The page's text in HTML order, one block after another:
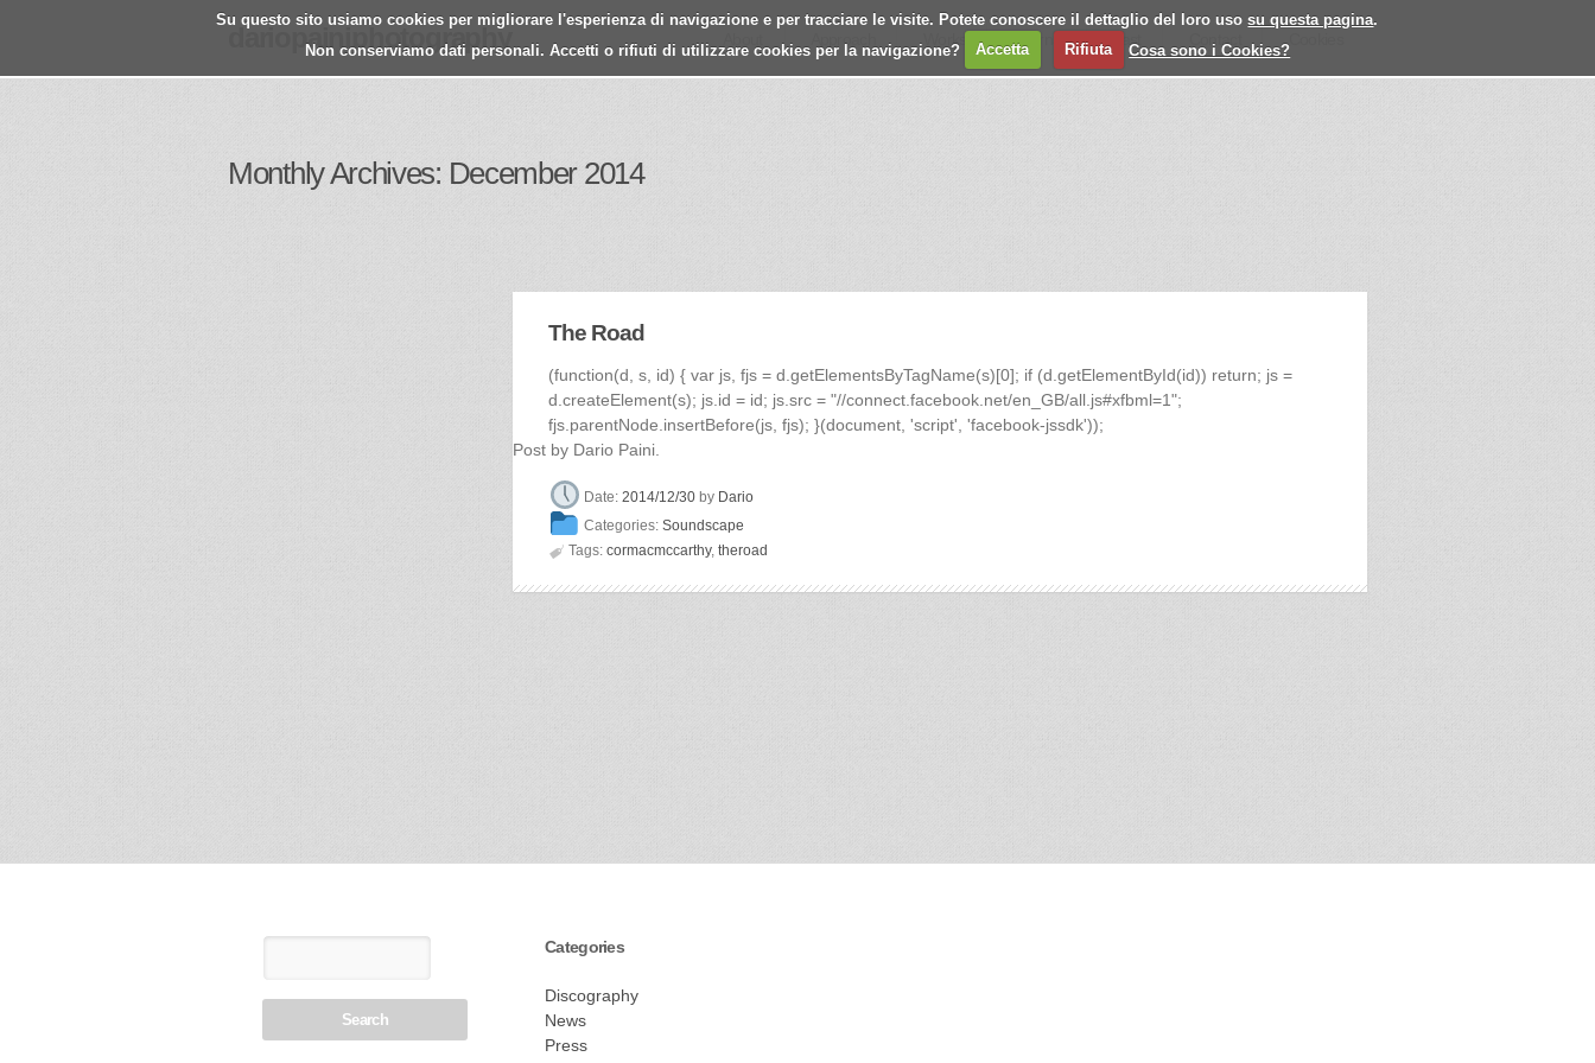
Su questo sito usiamo cookies per migliorare l'esperienza di navigazione e per tracciare le visite. Potete conoscere il dettaglio del loro usosu questa pagina.
Non conserviamo dati personali. Accetti o rifiuti di utilizzare cookies per la navigazione?
Accetta Rifiuta Cosa sono i Cookies?
dariopainiphotography Approach Works Journal Past Contact
Monthly Archives: December 2014
The Road
(function(d, s, id) { var js, fjs = d.getElementsByTagName(s)[0]; if (d.getElementById(id)) return; js =
d.createElement(s); js.id = id; js.src = "//connect.facebook.net/en_GB/all.js#xfbml=1";
fjs.parentNode.insertBefore(js, fjs); }(document, 'script', 'facebook-jssdk'));
Post by Dario Paini.
Date:2014/12/30 by Dario
Categories:Soundscape
 Tags: cormacmccarthy, theroad
Categories
Discography
News
Press